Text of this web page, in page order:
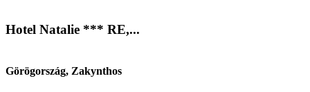
Hotel Natalie *** RE,...
Görögország, Zakynthos